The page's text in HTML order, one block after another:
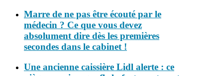
Marre de ne pas être écouté par le
médecin ? Ce que vous devez
absolument dire dès les premières
secondes dans le cabinet !
Une ancienne caissière Lidl alerte : ce